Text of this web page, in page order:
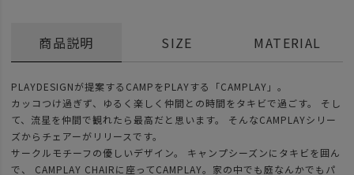
商品説明
PLAYDESIGNが提案するCAMPをPLAYする「CAMPLAY」。
カッコつけ過ぎず、ゆるく楽しく仲間との時間をタキビで過ごす。 そし
て、流星を仲間で観れたら最高だと思います。 そんなCAMPLAYシリー
ズからチェアーがリリースです。
サークルモチーフの優しいデザイン。 キャンプシーズンにタキビを囲ん
で、 CAMPLAY CHAIRに座ってCAMPLAY。家の中でも庭なんかでもパ
SIZE MATERIAL